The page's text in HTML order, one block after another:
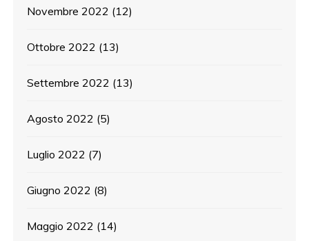
Novembre 2022 (12)
Ottobre 2022 (13)
Settembre 2022 (13)
Agosto 2022 (5)
Luglio 2022 (7)
Giugno 2022 (8)
Maggio 2022 (14)